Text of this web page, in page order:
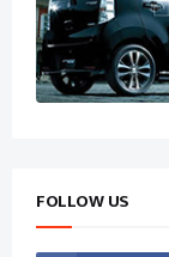
FOLLOW US